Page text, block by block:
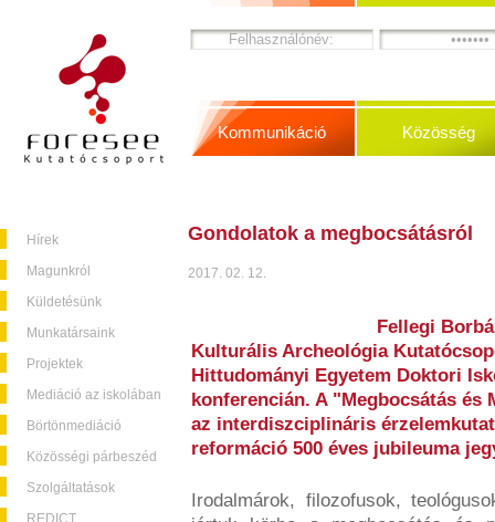
Hírek
Magunkról
Küldetésünk
Munkatársaink
Projektek
Mediáció az iskolában
Börtönmediáció
Közösségi párbeszéd
Szolgáltatások
REDICT
Kommunikáció Közösség
Gondolatok a megbocsátásról
2017. 02. 12.
Fellegi
Kulturális Archeológia
Hittudományi Egyetem Doktori
konferencián. A "Megbocsátás és
az interdiszciplináris
reformáció 500 éves jubileuma
Irodalmárok, filozofusok,